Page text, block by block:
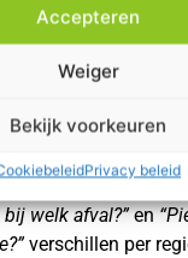
Accepteren
Weiger
Bekijk voorkeuren
Privacy beleid
stromen
welk afval?”en
verschillen per